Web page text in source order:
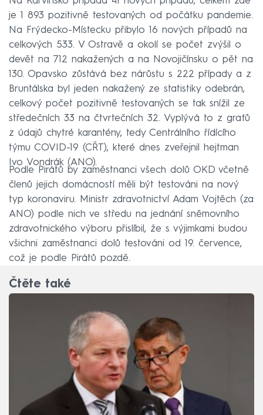
je 1 893 pozitivně testovaných od počátku pandemie.
Na Frýdecko-Místecku přibylo 16 nových případů na
celkových 533. V Ostravě a okolí se počet zvýšil o
devět na 712 nakažených a na Novojičínsku o pět na
130. Opavsko zůstává bez nárůstu s 222 případy a z
Bruntálska byl jeden nakažený ze statistiky odebrán,
celkový počet pozitivně testovaných se tak snížil ze
středečních 33 na čtvrtečních 32. Vyplývá to z grafů
z údajů chytré karantény, tedy Centrálního řídícího
týmu COVID-19 (CŘT), které dnes zveřejnil hejtman
Ivo Vondrák (ANO).
Podle Pirátů by zaměstnanci všech dolů OKD včetně
členů jejich domácností měli být testováni na nový
typ koronaviru. Ministr zdravotnictví Adam Vojtěch (za
ANO) podle nich ve středu na jednání sněmovního
zdravotnického výboru přislíbil, že s výjimkami budou
všichni zaměstnanci dolů testováni od 19. července,
což je podle Pirátů pozdě.
Čtěte také